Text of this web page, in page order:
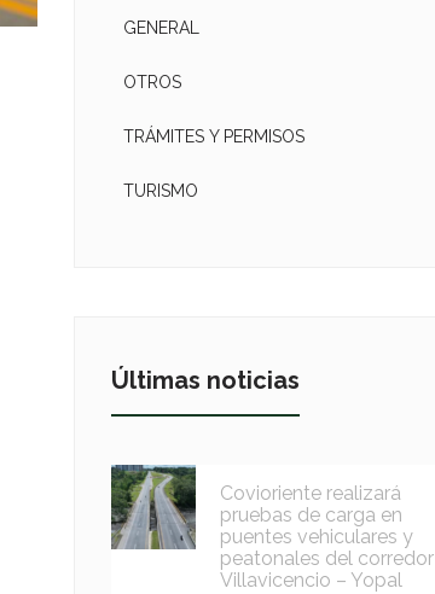
GENERAL
OTROS
TRÁMITES Y PERMISOS
TURISMO
Últimas noticias
Covioriente realizará
pruebas de carga en
puentes vehiculares y
peatonales del corredor
Villavicencio – Yopal